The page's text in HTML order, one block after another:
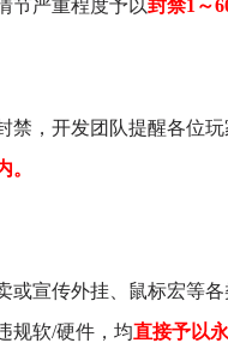
节严重程度予以封禁1～
禁，开发团队提醒各位
。
宣传外挂、鼠标宏等
规软/硬件，均直接予以